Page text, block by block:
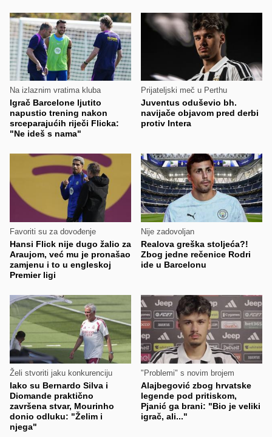
Na izlaznim vratima kluba
Igrač Barcelone ljutito
napustio trening nakon
srceparajućih riječi Flicka:
"Ne ideš s nama"
Prijateljski meč u Perthu
Juventus oduševio bh.
navijače objavom pred derbi
protiv Intera
Favoriti su za dovođenje
Hansi Flick nije dugo žalio za
Araujom, već mu je pronašao
zamjenu i to u engleskoj
Premier ligi
Nije zadovoljan
Realova greška stoljeća?!
Zbog jedne rečenice Rodri
ide u Barcelonu
Želi stvoriti jaku konkurenciju
Iako su Bernardo Silva i
Diomande praktično
završena stvar, Mourinho
donio odluku: "Želim i
njega"
"Problemi" s novim brojem
Alajbegović zbog hrvatske
legende pod pritiskom,
Pjanić ga brani: "Bio je veliki
igrač, ali..."